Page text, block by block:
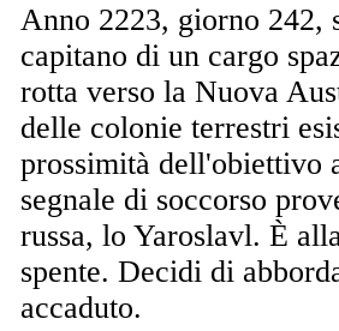
Anno 2223, giorno 242,
capitano di un cargo
rotta verso la Nuova
delle colonie terrestri
prossimità dell'obiettivo
segnale di soccorso
russa, lo Yaroslavl. È
spente. Decidi di
accaduto.